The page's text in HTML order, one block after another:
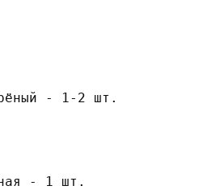
- 1-2 шт.
- 1 шт.